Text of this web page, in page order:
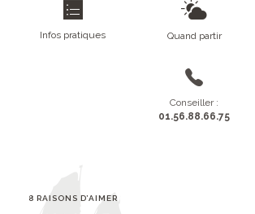
Infos pratiques Quand partir
Conseiller :
01.56.88.66.75
8 RAISONS D’AIMER